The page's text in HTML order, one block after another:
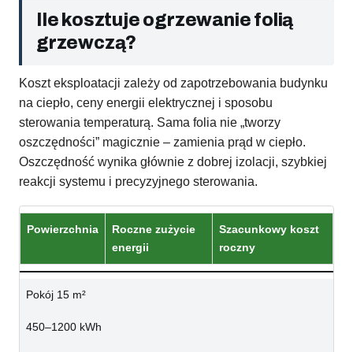
Ile kosztuje ogrzewanie folią
grzewczą?
Koszt eksploatacji zależy od zapotrzebowania budynku
na ciepło, ceny energii elektrycznej i sposobu
sterowania temperaturą. Sama folia nie „tworzy
oszczędności” magicznie – zamienia prąd w ciepło.
Oszczędność wynika głównie z dobrej izolacji, szybkiej
reakcji systemu i precyzyjnego sterowania.
Powierzchnia
Roczne zużycie
energii
Szacunkowy koszt
roczny
Pokój 15 m²
450–1200 kWh